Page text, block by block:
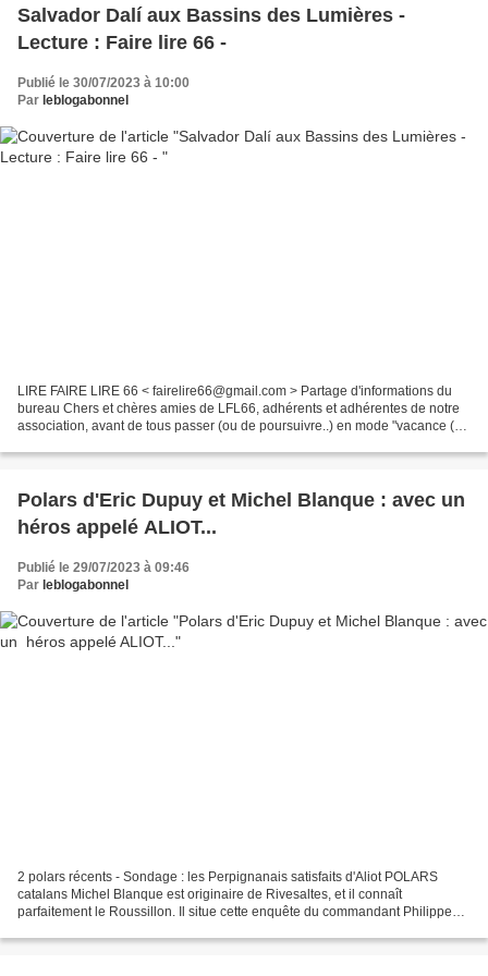
Salvador Dalí aux Bassins des Lumières -
Lecture : Faire lire 66 -
Publié le 30/07/2023 à 10:00
Par leblogabonnel
LIRE FAIRE LIRE 66 < fairelire66@gmail.com > Partage d'informations du
bureau Chers et chères amies de LFL66, adhérents et adhérentes de notre
association, avant de tous passer (ou de poursuivre..) en mode "vacance (s)"
Polars d'Eric Dupuy et Michel Blanque : avec un
héros appelé ALIOT...
Publié le 29/07/2023 à 09:46
Par leblogabonnel
2 polars récents - Sondage : les Perpignanais satisfaits d'Aliot POLARS
catalans Michel Blanque est originaire de Rivesaltes, et il connaît
parfaitement le Roussillon. Il situe cette enquête du commandant Philippe